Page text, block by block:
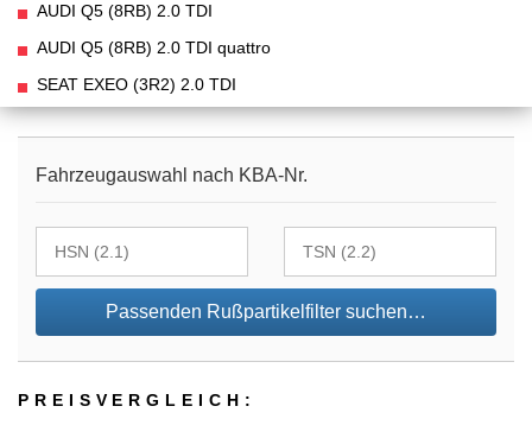
AUDI Q5 (8RB) 2.0 TDI
AUDI Q5 (8RB) 2.0 TDI quattro
SEAT EXEO (3R2) 2.0 TDI
Fahrzeugauswahl nach KBA-Nr.
Passenden Rußpartikelfilter suchen…
PREIS­VER­GLEICH: